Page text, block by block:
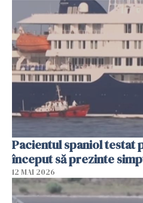
Pacientul spaniol testat
început să prezinte
12 MAI 2026